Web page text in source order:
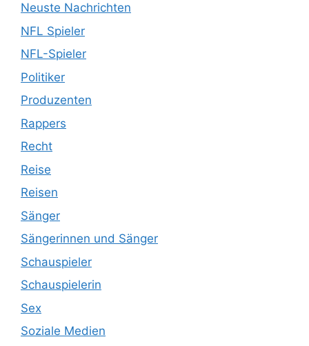
Neuste Nachrichten
NFL Spieler
NFL-Spieler
Politiker
Produzenten
Rappers
Recht
Reise
Reisen
Sänger
Sängerinnen und Sänger
Schauspieler
Schauspielerin
Sex
Soziale Medien